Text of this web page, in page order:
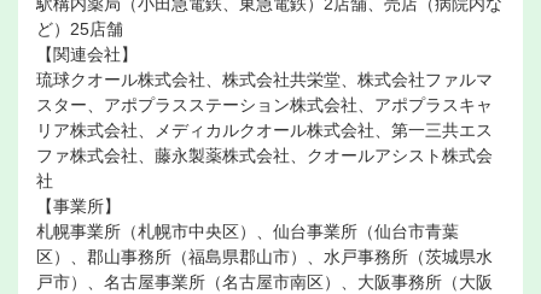
駅構内薬局（小田急電鉄、東急電鉄）2店舗、売店（病院内な
ど）25店舗
【関連会社】
琉球クオール株式会社、株式会社共栄堂、株式会社ファルマ
スター、アポプラスステーション株式会社、アポプラスキャ
リア株式会社、メディカルクオール株式会社、第一三共エス
ファ株式会社、藤永製薬株式会社、クオールアシスト株式会
社
【事業所】
札幌事業所（札幌市中央区）、仙台事業所（仙台市青葉
区）、郡山事務所（福島県郡山市）、水戸事務所（茨城県水
戸市）、名古屋事業所（名古屋市南区）、大阪事務所（大阪